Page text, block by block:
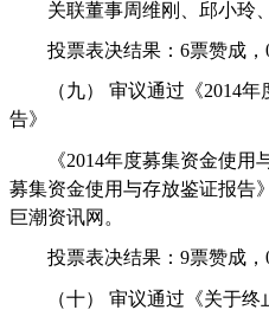
关联董事周维刚、邱小玲
投票表决结果： 6票赞成，
（九） 审议通过《2014年
告》
《2014年度募集资金使用
募集资金使用与存放鉴证报告
巨潮资讯网。
投票表决结果： 9票赞成，
（十）
审议通过《关于终